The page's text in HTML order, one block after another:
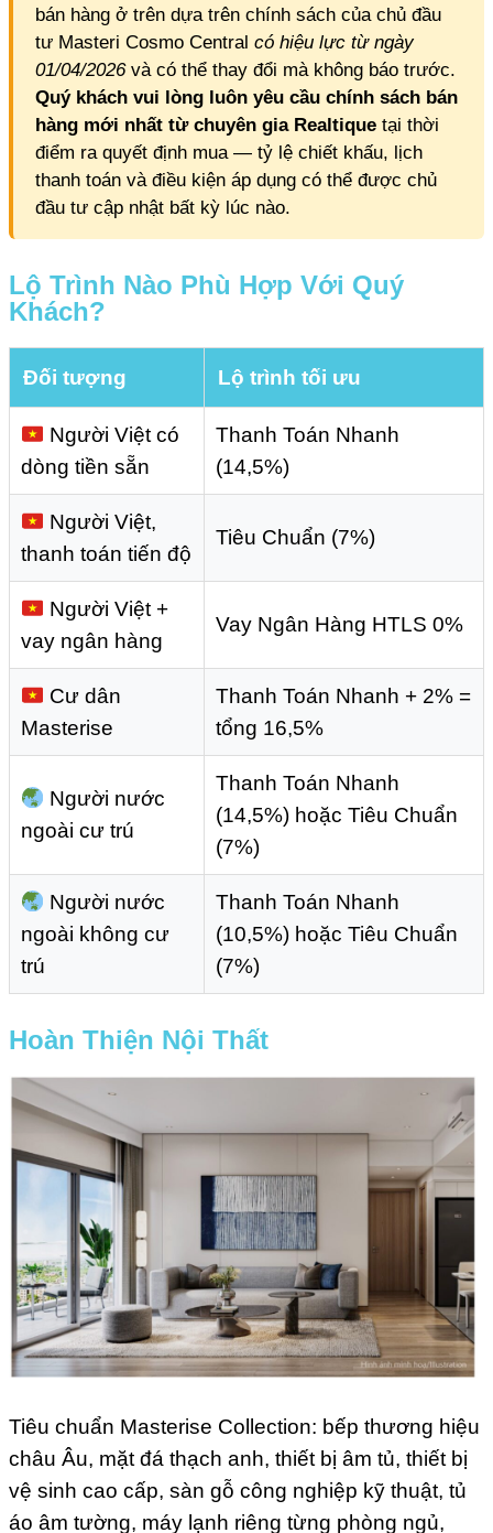
bán hàng ở trên dựa trên chính sách của chủ đầu
tư Masteri Cosmo Central có hiệu lực từ ngày
01/04/2026và có thể thay đổi mà không báo trước.
Quý khách vui lòng luôn yêu cầu chính sách bán
hàng mới nhất từ chuyên gia Realtique tại thời
điểm ra quyết định mua — tỷ lệ chiết khấu, lịch
thanh toán và điều kiện áp dụng có thể được chủ
đầu tư cập nhật bất kỳ lúc nào.
Lộ Trình Nào Phù Hợp Với Quý
Khách?
Đối tượng Lộ trình tối ưu
Người Việt có
dòng tiền sẵn
Thanh Toán Nhanh
(14,5%)
Người Việt,
thanh toán tiến độ
Tiêu Chuẩn (7%)
Người Việt +
vay ngân hàng
Vay Ngân Hàng HTLS 0%
Cư dân
Masterise
Thanh Toán Nhanh + 2% =
tổng 16,5%
Người nước
ngoài cư trú
Thanh Toán Nhanh
(14,5%) hoặc Tiêu Chuẩn
(7%)
Người nước
ngoài không cư
trú
Thanh Toán Nhanh
(10,5%) hoặc Tiêu Chuẩn
(7%)
Hoàn Thiện Nội Thất
Tiêu chuẩn Masterise Collection: bếp thương hiệu
châu Âu, mặt đá thạch anh, thiết bị âm tủ, thiết bị
vệ sinh cao cấp, sàn gỗ công nghiệp kỹ thuật, tủ
áo âm tường, máy lạnh riêng từng phòng ngủ,